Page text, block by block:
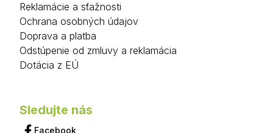
Reklamácie a sťažnosti
Ochrana osobných údajov
Doprava a platba
Odstúpenie od zmluvy a reklamácia
Dotácia z EÚ
Sledujte nás
Facebook